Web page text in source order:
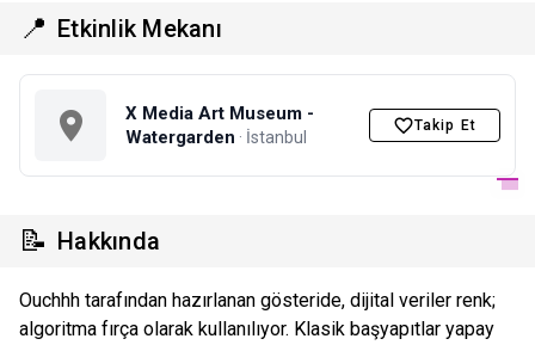
📍 Etkinlik Mekanı
X Media Art Museum -
Watergarden · İstanbul
Takip Et
📝 Hakkında
Ouchhh tarafından hazırlanan gösteride, dijital veriler renk;
algoritma fırça olarak kullanılıyor. Klasik başyapıtlar yapay